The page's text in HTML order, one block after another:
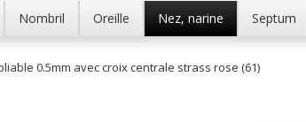
Nombril Oreille Nez, narine Septum
0.5mm avec croix centrale strass rose (61)